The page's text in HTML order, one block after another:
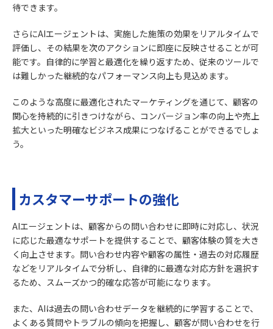
待できます。
さらにAIエージェントは、実施した施策の効果をリアルタイムで
評価し、その結果を次のアクションに即座に反映させることが可
能です。自律的に学習と最適化を繰り返すため、従来のツールで
は難しかった継続的なパフォーマンス向上も見込めます。
このような高度に最適化されたマーケティングを通じて、顧客の
関心を持続的に引きつけながら、コンバージョン率の向上や売上
拡大といった明確なビジネス成果につなげることができるでしょ
う。
カスタマーサポートの強化
AIエージェントは、顧客からの問い合わせに即時に対応し、状況
に応じた最適なサポートを提供することで、顧客体験の質を大き
く向上させます。問い合わせ内容や顧客の属性・過去の対応履歴
などをリアルタイムで分析し、自律的に最適な対応方針を選択す
るため、スムーズかつ的確な応答が可能になります。
また、AIは過去の問い合わせデータを継続的に学習することで、
よくある質問やトラブルの傾向を把握し、顧客が問い合わせを行